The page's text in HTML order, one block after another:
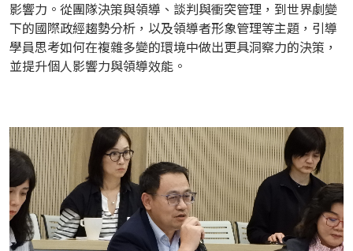
影響力。從團隊決策與領導、談判與衝突管理，到世界劇變
下的國際政經趨勢分析，以及領導者形象管理等主題，引導
學員思考如何在複雜多變的環境中做出更具洞察力的決策，
並提升個人影響力與領導效能。